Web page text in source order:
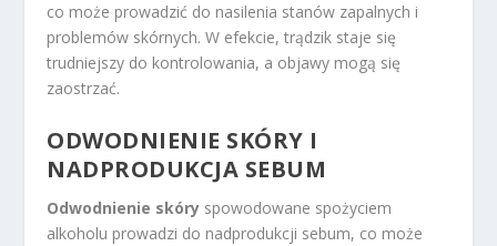
co może prowadzić do nasilenia stanów zapalnych i
problemów skórnych. W efekcie, trądzik staje się
trudniejszy do kontrolowania, a objawy mogą się
zaostrzać.
ODWODNIENIE SKÓRY I
NADPRODUKCJA SEBUM
Odwodnienie skóry spowodowane spożyciem
alkoholu prowadzi do nadprodukcji sebum, co może